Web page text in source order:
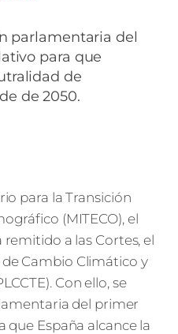
parlamentaria del
para que
de
de 2050.
para la Transición
(MITECO), el
a las Cortes, el
Cambio Climático y
Con ello, se
del primer
España alcance la